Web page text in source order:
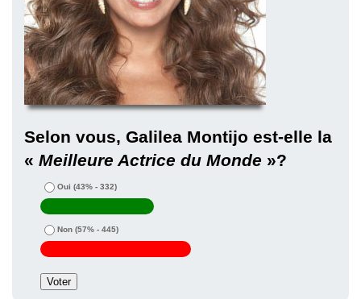
Selon vous, Galilea Montijo est-elle la
« Meilleure Actrice du Monde »?
Oui (43% - 332)
Non (57% - 445)